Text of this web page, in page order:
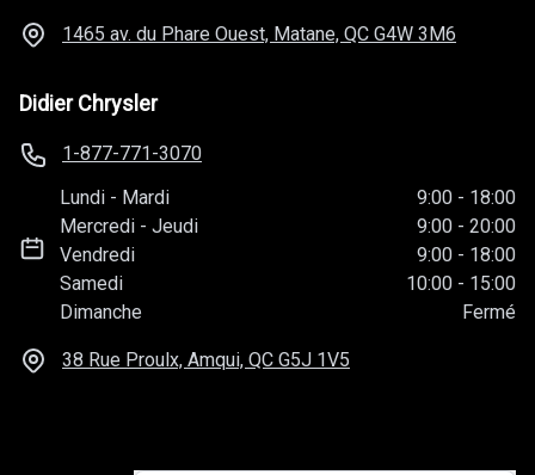
1465 av. du Phare Ouest, Matane, QC G4W 3M6
Didier Chrysler
1-877-771-3070
Lundi - Mardi 9:00 - 18:00
Mercredi -Jeudi 9:00 - 20:00
Vendredi
9:00 - 18:00
Samedi
10:00 - 15:00
Dimanche
Fermé
38 Rue Proulx, Amqui, QC G5J 1V5